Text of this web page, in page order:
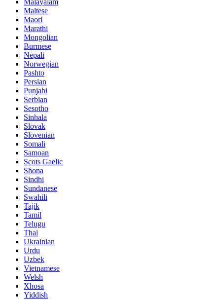
Malayalam
Maltese
Maori
Marathi
Mongolian
Burmese
Nepali
Norwegian
Pashto
Persian
Punjabi
Serbian
Sesotho
Sinhala
Slovak
Slovenian
Somali
Samoan
Scots Gaelic
Shona
Sindhi
Sundanese
Swahili
Tajik
Tamil
Telugu
Thai
Ukrainian
Urdu
Uzbek
Vietnamese
Welsh
Xhosa
Yiddish